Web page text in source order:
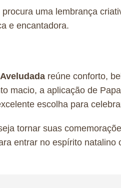
uma lembrança
e encantadora.
reúne conforto,
macio, a aplicação de
escolha para
tornar suas
entrar no espírito natalino